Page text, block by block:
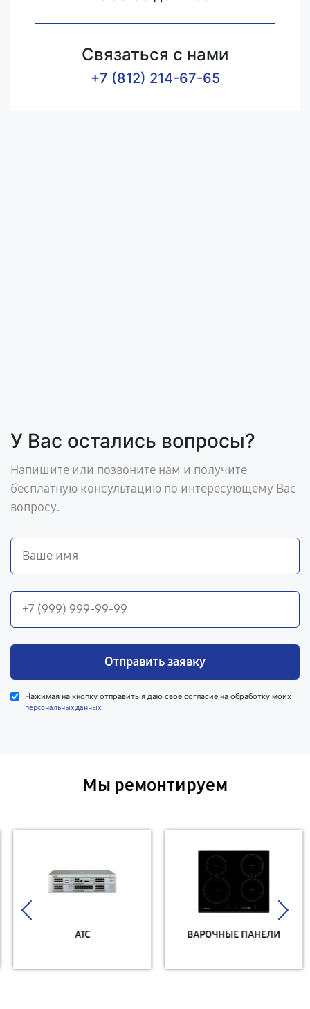
Связаться с нами
+7 (812) 214-67-65
У Вас остались вопросы?
Напишите или позвоните нам и получите
бесплатную консультацию по интересующему Вас
вопросу.
Отправить заявку
Нажимая на кнопку отправить я даю свое согласие на обработку моих
персональных данных.
Мы ремонтируем
АТС ВАРОЧНЫЕ ПАНЕЛИ